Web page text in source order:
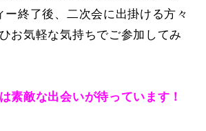
ー終了後、二次会に出掛ける方々
お気軽な気持ちでご参加してみ
素敵な出会いが待っています！